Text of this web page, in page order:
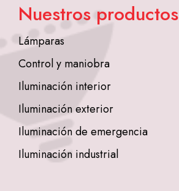
Nuestros productos
Lámparas
Control y maniobra
Iluminación interior
Iluminación exterior
Iluminación de emergencia
Iluminación industrial